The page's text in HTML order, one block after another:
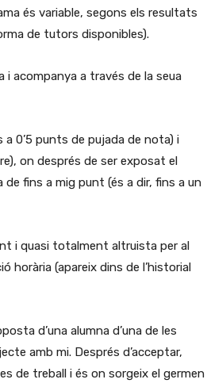
és variable, segons els resultats
de tutors disponibles).
i acompanya a través de la seua
0’5 punts de pujada de nota) i
on després de ser exposat el
fins a mig punt (és a dir, fins a un
i quasi totalment altruista per al
horària (apareix dins de l’historial
d’una alumna d’una de les
amb mi. Després d’acceptar,
de treball i és on sorgeix el germen